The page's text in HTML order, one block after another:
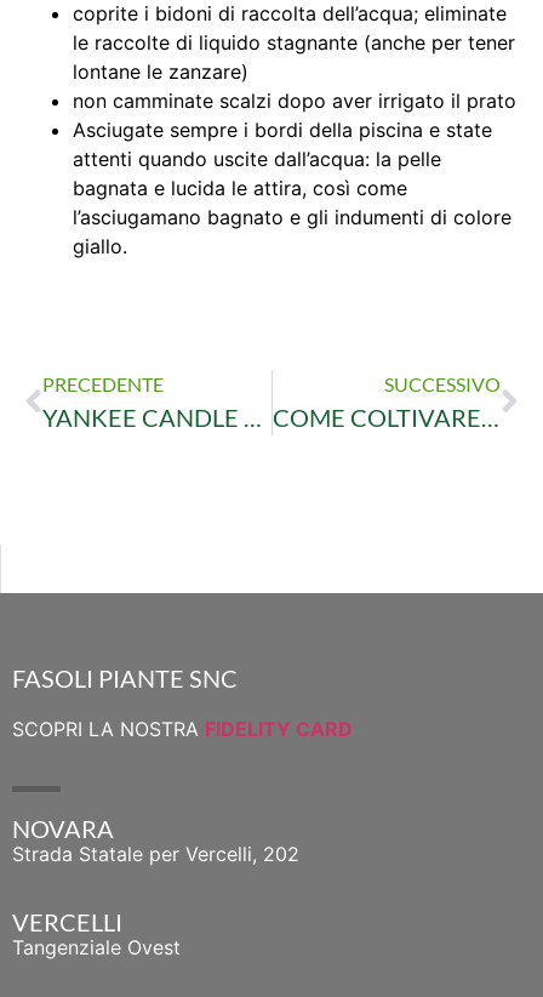
coprite i bidoni di raccolta dell’acqua; eliminate
le raccolte di liquido stagnante (anche per tener
lontane le zanzare)
non camminate scalzi dopo aver irrigato il prato
Asciugate sempre i bordi della piscina e state
attenti quando uscite dall’acqua: la pelle
bagnata e lucida le attira, così come
l’asciugamano bagnato e gli indumenti di colore
giallo.
PRECEDENTE
YANKEE CANDLE PROMO LUGLIO 2022
SUCCESSIVO
COME COLTIVARE E UTILIZZARE IL BASILICO
FASOLI PIANTE SNC
SCOPRI LA NOSTRA FIDELITY CARD
NOVARA
Strada Statale per Vercelli, 202
VERCELLI
Tangenziale Ovest